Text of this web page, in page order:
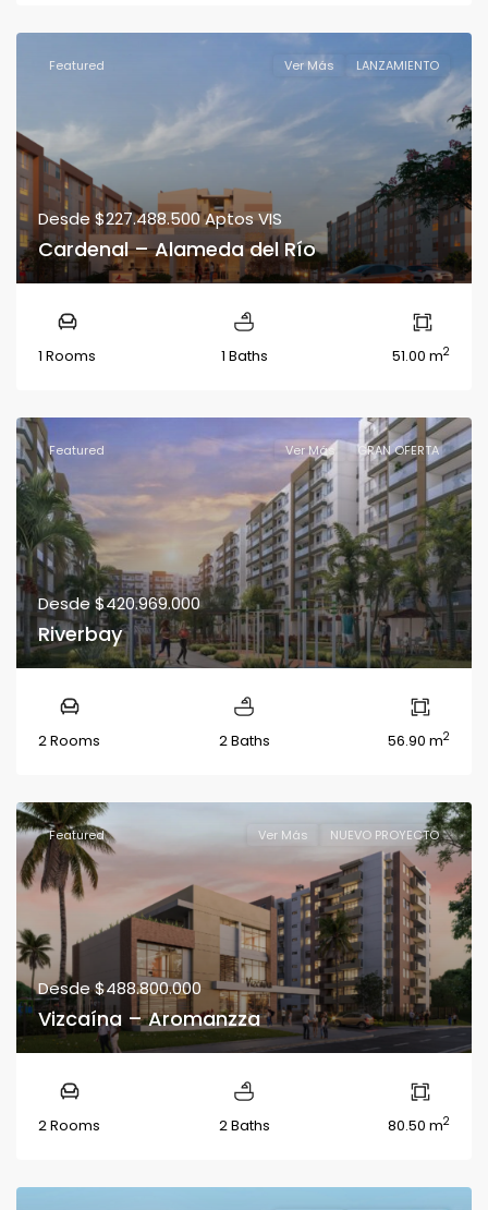
Featured Ver Más LANZAMIENTO
Desde $227.488.500Aptos VIS
Cardenal – Alameda del Río
1 Rooms 1 Baths 51.00 m2
Featured Ver Más GRAN OFERTA
Desde$420.969.000
Riverbay
2 Rooms 2 Baths 56.90 m2
Featured Ver Más NUEVO PROYECTO
Desde$488.800.000
Vizcaína – Aromanzza
2 Rooms 2 Baths 80.50 m2